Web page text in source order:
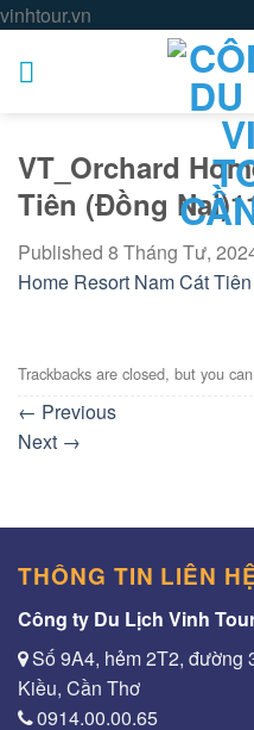
vinhtour.vn
VT_Orchard
Tiên (Đồng
Published 8 Tháng Tư,
Home Resort Nam Cát
Trackbacks are closed, but you can
← Previous
Next →
THÔNG TIN LIÊN
Công ty Du Lịch Vinh
Số 9A4, hẻm 2T2, đường
Kiều, Cần Thơ
0914.00.00.65